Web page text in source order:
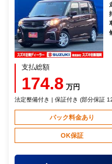
支払総額
174.8 万円
法定整備付き | 保証付き (部分保証
パック料金あり
OK保証